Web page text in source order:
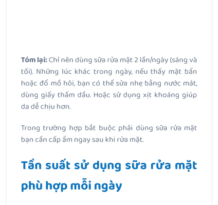
Tóm lại:Chỉ nên dùng sữa rửa mặt 2 lần/ngày (sáng và
tối). Những lúc khác trong ngày, nếu thấy mặt bẩn
hoặc đổ mồ hôi, bạn có thể sửa nhẹ bằng nước mát,
dùng giấy thấm dầu. Hoặc sử dụng xịt khoáng giúp
da dễ chịu hơn.
Trong trường hợp bắt buộc phải dùng sữa rửa mặt
bạn cần cấp ẩm ngay sau khi rửa mặt.
Tần suất sử dụng sữa rửa mặt
phù hợp mỗi ngày